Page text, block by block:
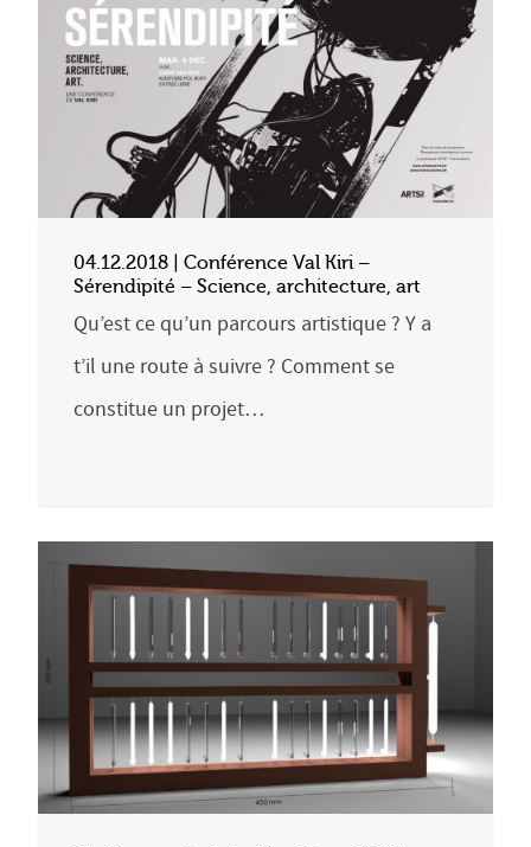
04.12.2018 | Conférence Val Kiri –
Sérendipité – Science, architecture, art
Qu’est ce qu’un parcours artistique ? Y a
t’il une route à suivre ? Comment se
constitue un projet…